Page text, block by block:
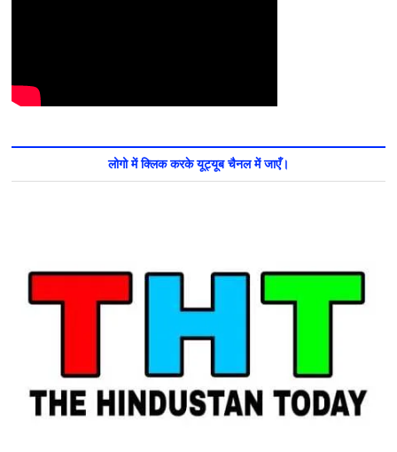
लोगो में क्लिक करके यूट्यूब चैनल में जाएँ।